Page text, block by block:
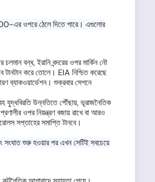
এর ওপরে ঠেলে দিতে পারে। এগুলোর
বন্ধ, ইরানি বন্দরের ওপর মার্কিন নৌ
টানটান করে তোলে। EIA নিশ্চিত করেছে
ব্যাকওয়ার্ডেশন। শুক্রবার সেশনে
যুদ্ধবিরতি উন্নতিতে পৌঁছায়, ভূরাজনৈতিক
ওপর নিয়ন্ত্রণ বজায় রাখে বা আরও
সপ্তাহের সমাপ্তি টানবে।
শুরু হওয়ার পর এখন সেটিই সবচেয়ে